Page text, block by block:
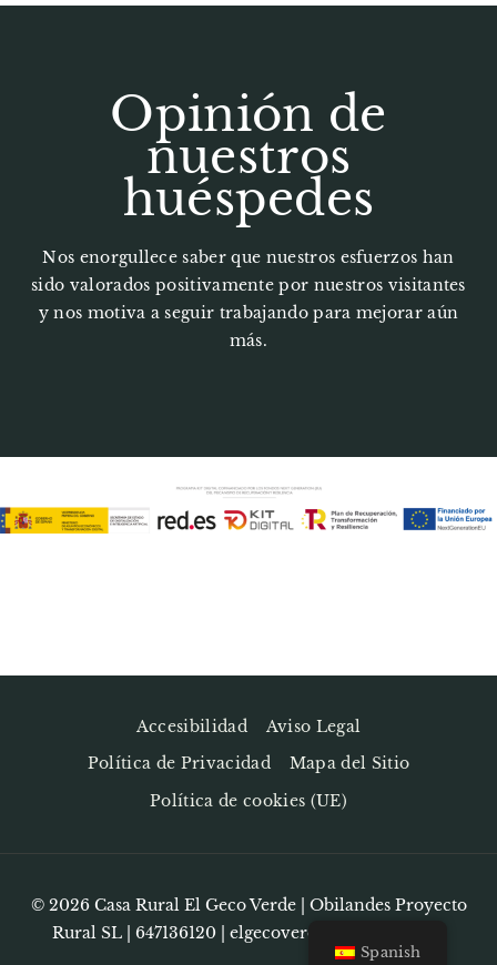
Opinión de
nuestros
huéspedes
Nos enorgullece saber que nuestros esfuerzos han
sido valorados positivamente por nuestros visitantes
y nos motiva a seguir trabajando para mejorar aún
más.
Accesibilidad
Aviso Legal
Política de Privacidad
Mapa del Sitio
Política de cookies (UE)
© 2026 Casa Rural El Geco Verde | Obilandes Proyecto
Rural SL | 647136120 | elgecoverde@hotmail.com
Spanish